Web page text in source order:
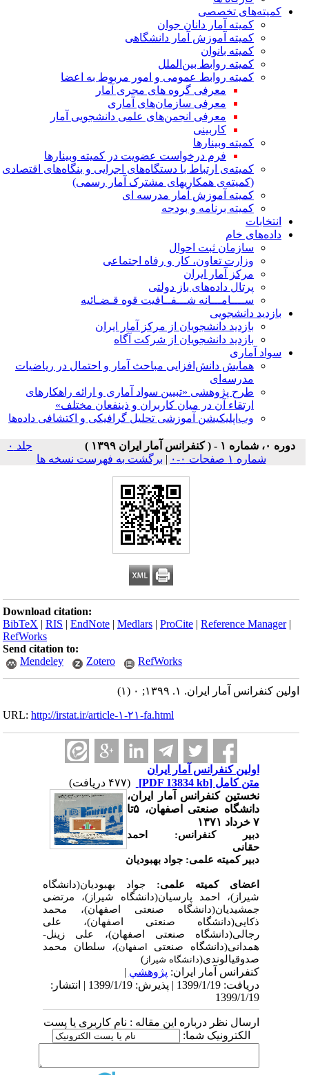
کمیته‌های تخصصی
کمیته آمار دانان جوان
کمیته آموزش آمار دانشگاهی
کمیته بانوان
کمیته روابط بین‌الملل
کمیته روابط عمومی و امور مربوط به اعضا
معرفی گروه های مجری آمار
معرفی سازمان‌های آماری
معرفی انجمن‌های علمی دانشجویی آمار
کاربینی
کمیته وبینارها
فرم درخواست عضویت در کمیته وبینارها
کمیته‌ی ارتباط با دستگاه‌های اجرایی و بنگاه‌های اقتصادی
(کمیته‌ی همکاریهای مشترک آمار رسمی)
کمیته آموزش آمار مدرسه ای
کمیته برنامه و بودجه
انتخابات
داده‌های خام
سازمان ثبت احوال
وزارت تعاون، کار و رفاه اجتماعی
مرکز آمار ایران
پرتال داده‌های باز دولتی
ســــامـــانه شـــفــافیت قوه قـضـائیه
بازدید دانشجویی
بازدید دانشجویان از مرکز آمار ایران
بازدید دانشجویان از شرکت آگاه
سواد آماری
همایش دانش‌افزایی مباحث آمار و احتمال در ریاضیات
مدرسه‌ای
طرح پژوهشی «تبیین سواد آماری و ارائه راهکارهای
ارتقاء آن در میان کاربران و ذینفعان مختلف»
وب‌اپلیکیشن آموزشی تحلیل گرافیکی و اکتشافی داده‌ها
دوره ۰، شماره ۱ - ( کنفرانس آمار ایران ۱۳۹۹ )
جلد ۰
شماره ۱ صفحات ۰-۰
| برگشت به فهرست نسخه ها
Download citation:
BibTeX |RIS |EndNote |Medlars |ProCite |Reference Manager
RefWorks
Send citation to:
Mendeley
Zotero RefWorks
اولین کنفرانس آمار ایران. ۱. ۱۳۹۹; ۰ (۱)
URL:http://irstat.ir/article-۱-۲۱-fa.html
اولین کنفرانس آمار ایران
متن کامل[PDF 13834 kb]
نخستین کنفرانس آمار ایران،
دانشگاه صنعتی اصفهان، ۵تا
دبیر کنفرانس: احمد
حقانی
دبیر کمیته علمی: جواد بهبودیان
اعضای کمیته علمی:جواد بهبودیان(دانشگاه
شیراز)، احمد پارسیان(دانشگاه شیراز)، مرتضی
جمشیدیان(دانشگاه صنعتی اصفهان)، محمد
ذکایی(دانشگاه صنعتی اصفهان)، علی
رجالی(دانشگاه صنعتی اصفهان)، علی زینل­
همدانی(دانشگاه صنعتی اصفهان)، سلطان محمد
صدوقی­الوندی(دانشگاه شیراز )
کنفرانس آمار ایران:پژوهشي|
دریافت: 1399/1/19 | پذیرش: 1399/1/19 | انتشار:
1399/1/19
ارسال نظر درباره این مقاله : نام کاربری یا پست
الکترونیک شما: